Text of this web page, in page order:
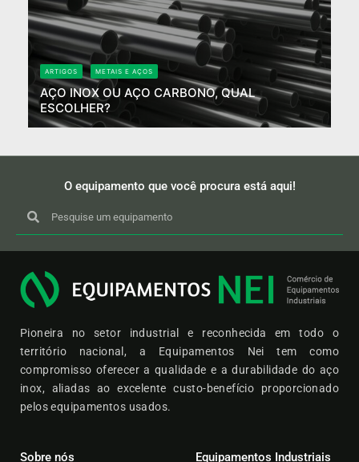
ARTIGOS METAIS E AÇOS
AÇO INOX OU AÇO CARBONO, QUAL
ESCOLHER?
O equipamento que você procura está aqui!
Pioneira no setor industrial e reconhecida em todo o
território nacional, a Equipamentos Nei tem como
compromisso oferecer a qualidade e a durabilidade do aço
inox, aliadas ao excelente custo-benefício proporcionado
pelos equipamentos usados.
Sobre nós Equipamentos Industriais